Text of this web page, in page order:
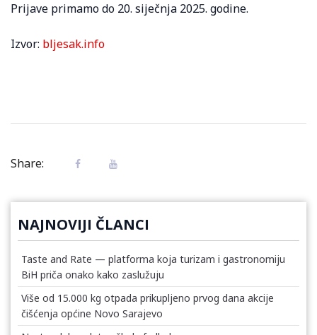
Prijave primamo do 20. siječnja 2025. godine.
Izvor: bljesak.info
Share:
NAJNOVIJI ČLANCI
Taste and Rate — platforma koja turizam i gastronomiju
BiH priča onako kako zaslužuju
Više od 15.000 kg otpada prikupljeno prvog dana akcije
čišćenja općine Novo Sarajevo